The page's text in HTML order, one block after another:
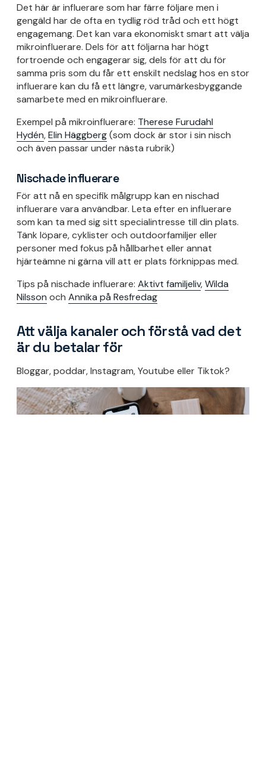
Det här är influerare som har färre följare men i
gengäld har de ofta en tydlig röd tråd och ett högt
engagemang. Det kan vara ekonomiskt smart att välja
mikroinfluerare. Dels för att följarna har högt
fortroende och engagerar sig, dels för att du för
samma pris som du får ett enskilt nedslag hos en stor
influerare kan du få ett längre, varumärkesbyggande
samarbete med en mikroinfluerare.
Exempel på mikroinfluerare: Therese Furudahl
Hydén,Elin Häggberg(som dock är stor i sin nisch
och även passar under nästa rubrik)
Nischade influerare
För att nå en specifik målgrupp kan en nischad
influerare vara användbar. Leta efter en influerare
som kan ta med sig sitt specialintresse till din plats.
Tänk löpare, cyklister och outdoorfamiljer eller
personer med fokus på hållbarhet eller annat
hjärteämne ni gärna vill att er plats förknippas med.
Tips på nischade influerare: Aktivt familjeliv,Wilda
Nilsson och Annika på Resfredag
Att välja kanaler och förstå vad det
är du betalar för
Bloggar, poddar, Instagram, Youtube eller Tiktok?